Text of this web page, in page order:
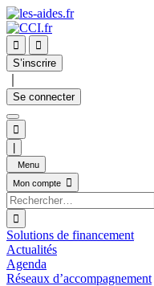


S’inscrire
Se connecter

Menu
Mon compte


Solutions de financement
Actualités
Agenda
Réseaux d’accompagnement